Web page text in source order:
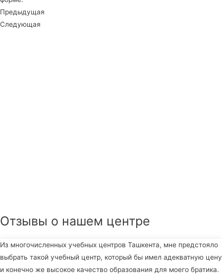
Предыдущая
Следующая
Отзывы о нашем центре
Из многочисленных учебных центров Ташкента, мне предстояло
выбрать такой учебный центр, который бы имел адекватную цену
и конечно же высокое качество образования для моего братика.